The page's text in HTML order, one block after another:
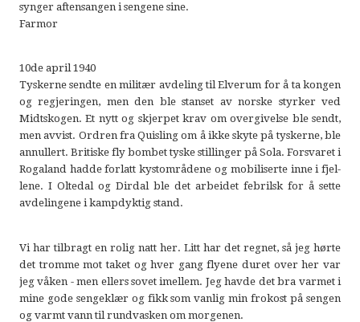
synger aftensangen i sengene sine.
Farmor
10de april 1940
Tyskerne sendte en militær avdeling til Elverum for å ta kongen
og regjeringen, men den ble stanset av norske styrker ved
Midtskogen. Et nytt og skjerpet krav om overgivelse ble sendt,
men avvist. Ordren fra Quisling om å ikke skyte på tyskerne, ble
annullert. Britiske fly bombet tyske stillinger på Sola. Forsvaret i
Rogaland hadde forlatt kystområdene og mobiliserte inne i fjel-
lene. I Oltedal og Dirdal ble det arbeidet febrilsk for å sette
avdelingene i kampdyktig stand.
Vi har tilbragt en rolig natt her. Litt har det regnet, så jeg hørte
det tromme mot taket og hver gang flyene duret over her var
jeg våken - men ellers sovet imellem. Jeg havde det bra varmet i
mine gode sengeklær og fikk som vanlig min frokost på sengen
og varmt vann til rundvasken om morgenen.